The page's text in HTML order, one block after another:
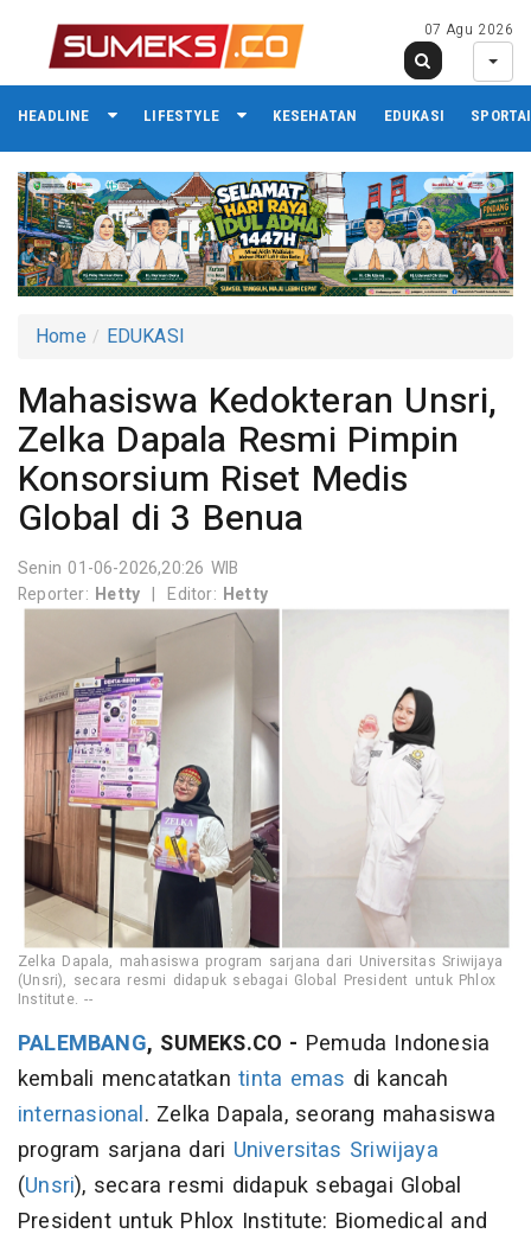
07 Agu 2026
HEADLINE LIFESTYLE KESEHATAN EDUKASI
Home EDUKASI
Mahasiswa Kedokteran Unsri,
Zelka Dapala Resmi Pimpin
Konsorsium Riset Medis
Global di 3 Benua
Senin 01-06-2026,20:26 WIB
Reporter: Hetty | Editor: Hetty
Zelka Dapala, mahasiswa program sarjana dari Universitas Sriwijaya
(Unsri), secara resmi didapuk sebagai Global President untuk Phlox
Institute. --
PALEMBANG, SUMEKS.CO - Pemuda Indonesia
kembali mencatatkantinta emas di kancah
internasional. Zelka Dapala, seorang mahasiswa
program sarjana dari Universitas Sriwijaya
(Unsri), secara resmi didapuk sebagai Global
President untuk Phlox Institute: Biomedical and